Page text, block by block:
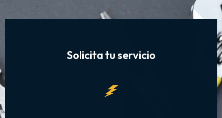
Solicita tu servicio